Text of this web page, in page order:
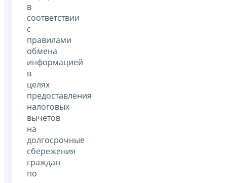
в
соответствии
с
правилами
обмена
информацией
в
целях
предоставления
налоговых
вычетов
на
долгосрочные
сбережения
граждан
по